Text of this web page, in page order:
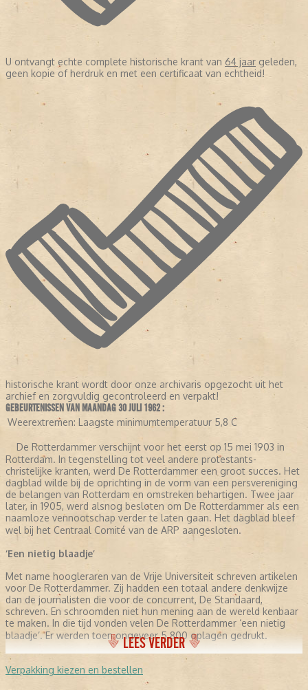
U ontvangt echte complete historische krant van 64 jaar geleden,
geen kopie of herdruk en met een certificaat van echtheid!
historische krant wordt door onze archivaris opgezocht uit het
archief en zorgvuldig gecontroleerd en verpakt!
GEBEURTENISSEN VAN MAANDAG 30 JULI 1962 :
Weerextremen: Laagste minimumtemperatuur 5,8 C
De Rotterdammer verschijnt voor het eerst op 15 mei 1903 in
Rotterdam. In tegenstelling tot veel andere protestants-
christelijke kranten, werd De Rotterdammer een groot succes. Het
dagblad wilde bij de oprichting in de vorm van een persvereniging
de belangen van Rotterdam en omstreken behartigen. Twee jaar
later, in 1905, werd alsnog besloten om De Rotterdammer als een
naamloze vennootschap verder te laten gaan. Het dagblad bleef
wel bij het Centraal Comité van de ARP aangesloten.
‘Een nietig blaadje’
Met name hoogleraren van de Vrije Universiteit schreven artikelen
voor De Rotterdammer. Zij hadden een totaal andere denkwijze
dan de journalisten die voor de concurrent, De Standaard,
schreven. En schroomden niet hun mening aan de wereld kenbaar
te maken. In die tijd vonden velen De Rotterdammer ‘een nietig
blaadje’. Er werden toen ongeveer 5.800 oplagen gedrukt.
De grootste van Nederland
Omstreeks 1930 ontwikkelde De Rotterdammer zich van politiek
LEES VERDER
Verpakking kiezen en bestellen